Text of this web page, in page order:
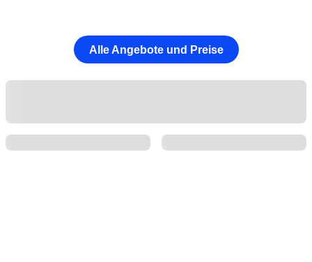
Alle Angebote und Preise